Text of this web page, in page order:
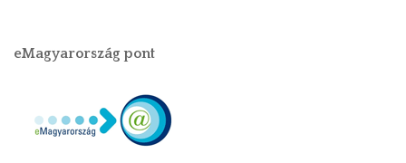
eMagyarország pont